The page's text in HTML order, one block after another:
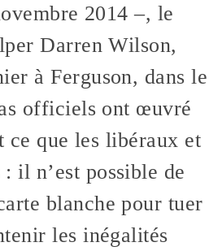
2014 –, le
Darren Wilson,
à Ferguson, dans le
officiels ont œuvré
que les libéraux et
il n’est possible de
blanche pour tuer
les inégalités